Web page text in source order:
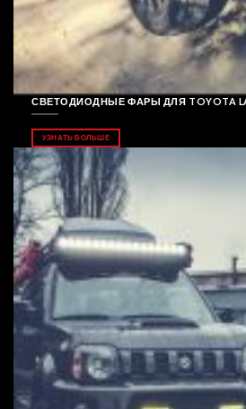
СВЕТОДИОДНЫЕ ФАРЫ ДЛЯ TOYOTA
УЗНАТЬ БОЛЬШЕ